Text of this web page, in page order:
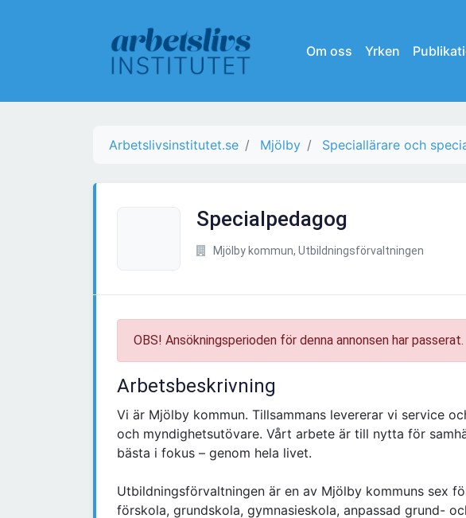
Om oss Yrken
Arbetslivsinstitutet.se Mjölby Speciallärare och
Specialpedagog
Mjölby kommun, Utbildningsförvaltningen
OBS! Ansökningsperioden för denna annonsen har passerat.
Arbetsbeskrivning
Vi är Mjölby kommun. Tillsammans levererar vi service
och myndighetsutövare. Vårt arbete är till nytta för
bästa i fokus – genom hela livet.
Utbildningsförvaltningen är en av Mjölby kommuns sex
förskola, grundskola, gymnasieskola, anpassad grund-